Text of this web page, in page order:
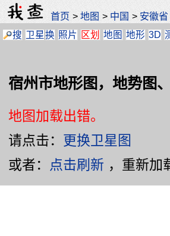
首页 >地图 > 中国 > 安徽省
搜 卫星换 照片 区划 地图 地形 3D
宿州市地形图，地势图
地图加载出错。
请点击： 更换卫星图
或者： 点击刷新 ，重新加